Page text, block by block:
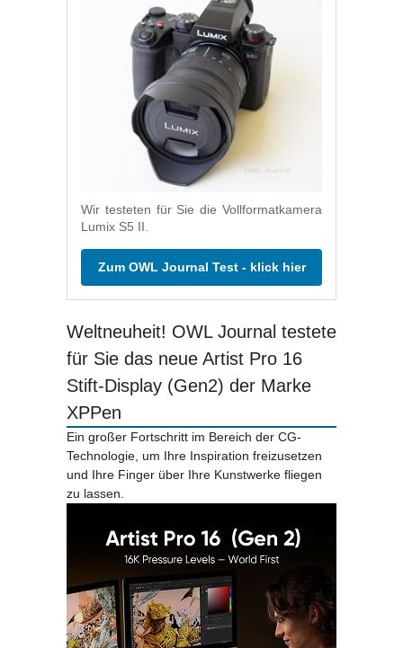
Wir testeten für Sie die Vollformatkamera
Lumix S5 II.
Zum OWL Journal Test - klick hier
Weltneuheit! OWL Journal testete
für Sie das neue Artist Pro 16
Stift-Display (Gen2) der Marke
XPPen
Ein großer Fortschritt im Bereich der CG-
Technologie, um Ihre Inspiration freizusetzen
und Ihre Finger über Ihre Kunstwerke fliegen
zu lassen.